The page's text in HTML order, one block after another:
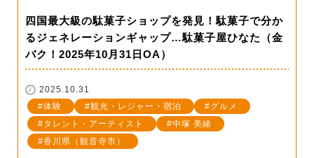
四国最大級の駄菓子ショップを発見！駄菓子で分か
るジェネレーションギャップ…駄菓子屋ひなた（金
バク！2025年10月31日OA）
2025.10.31
体験
観光・レジャー・宿泊
グルメ
タレント・アーティスト
中塚 美緒
香川県（観音寺市）